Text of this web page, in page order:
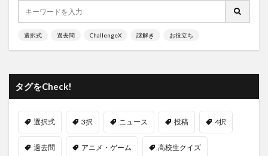
選択式 過去問 ChallengeX 謎解き お役立ち
タグをCheck!
選択式 3択 ニュース 投稿 4択
過去問 アニメ・ゲーム 高校生クイズ